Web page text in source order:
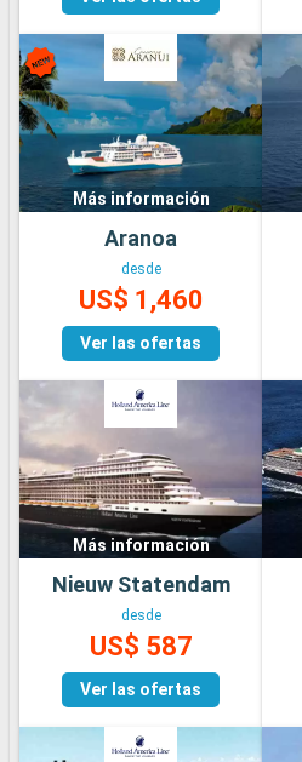
Más información
Aranoa
desde
US$ 1,460
Ver las ofertas
Más información
Nieuw Statendam
desde
US$ 587
Ver las ofertas